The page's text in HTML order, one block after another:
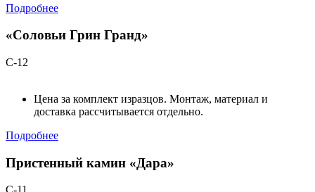
Подробнее
«Соловьи Грин Гранд»
С-12
Цена за комплект изразцов. Монтаж, материал и
доставка рассчитывается отдельно.
Подробнее
Пристенный камин «Дара»